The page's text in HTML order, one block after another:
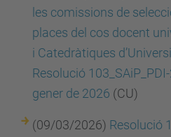
les comissions de
places del cos docent
i Catedràtiques
Resolució
gener de 2026 (CU)
(09/03/2026) Resolució